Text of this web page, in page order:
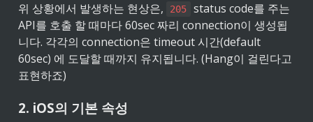
위 상황에서 발생하는 현상은,
205
status code를 주는
API를 호출 할 때마다 60sec 짜리 connection이 생성됩
니다. 각각의 connection은 timeout 시간(default
60sec) 에 도달할 때까지 유지됩니다. (Hang이 걸린다고
표현하죠)
2. iOS의 기본 속성